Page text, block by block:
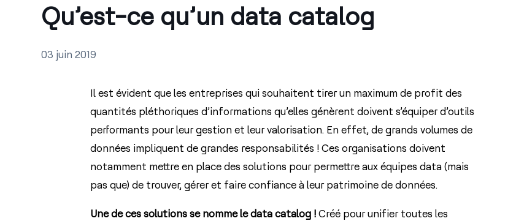
Qu’est-ce qu’un data catalog
03 juin 2019
Il est évident que les entreprises qui souhaitent tirer un maximum de profit des
quantités pléthoriques d’informations qu’elles génèrent doivent s’équiper d’outils
performants pour leur gestion et leur valorisation. En effet, de grands volumes de
données impliquent de grandes responsabilités ! Ces organisations doivent
notamment mettre en place des solutions pour permettre aux équipes data (mais
pas que) de trouver, gérer et faire confiance à leur patrimoine de données.
Une de ces solutions se nomme le data catalog !Créé pour unifier toutes les